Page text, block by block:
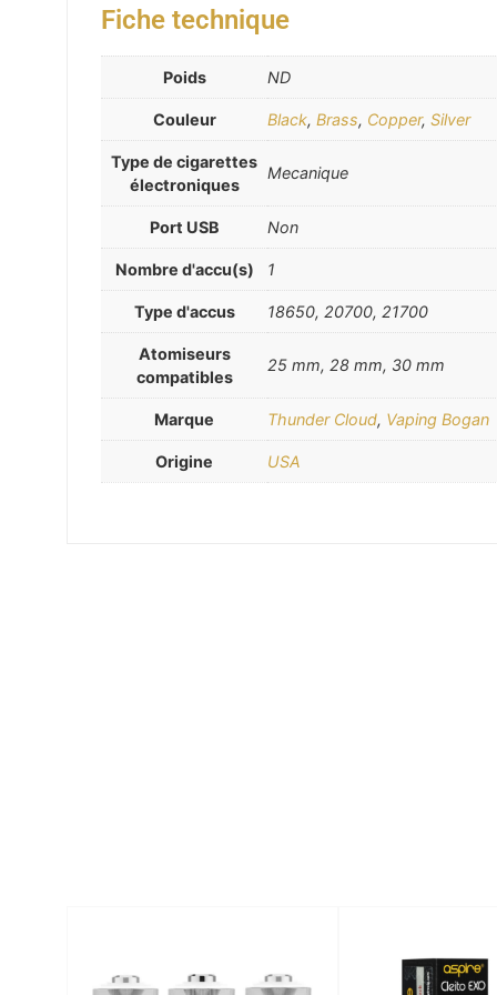
Fiche technique
Poids ND
Couleur Black, Brass, Copper, Silver
Type de cigarettes
électroniques
Mecanique
Port USB Non
Nombre d'accu(s) 1
Type d'accus 18650, 20700, 21700
Atomiseurs
compatibles
25 mm, 28 mm, 30 mm
Marque Thunder Cloud, Vaping Bogan
Origine USA